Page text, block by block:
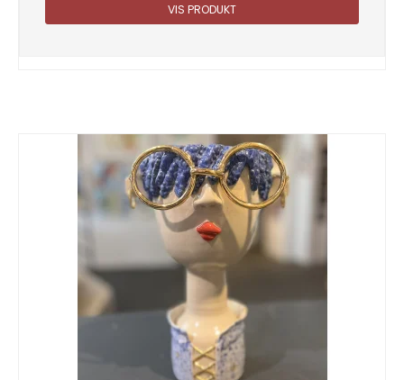
VIS PRODUKT